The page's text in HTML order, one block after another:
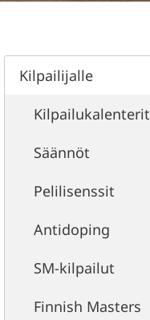
Kilpailijalle
Kilpailukalenterit
Säännöt
Pelilisenssit
Antidoping
SM-kilpailut
Finnish Masters